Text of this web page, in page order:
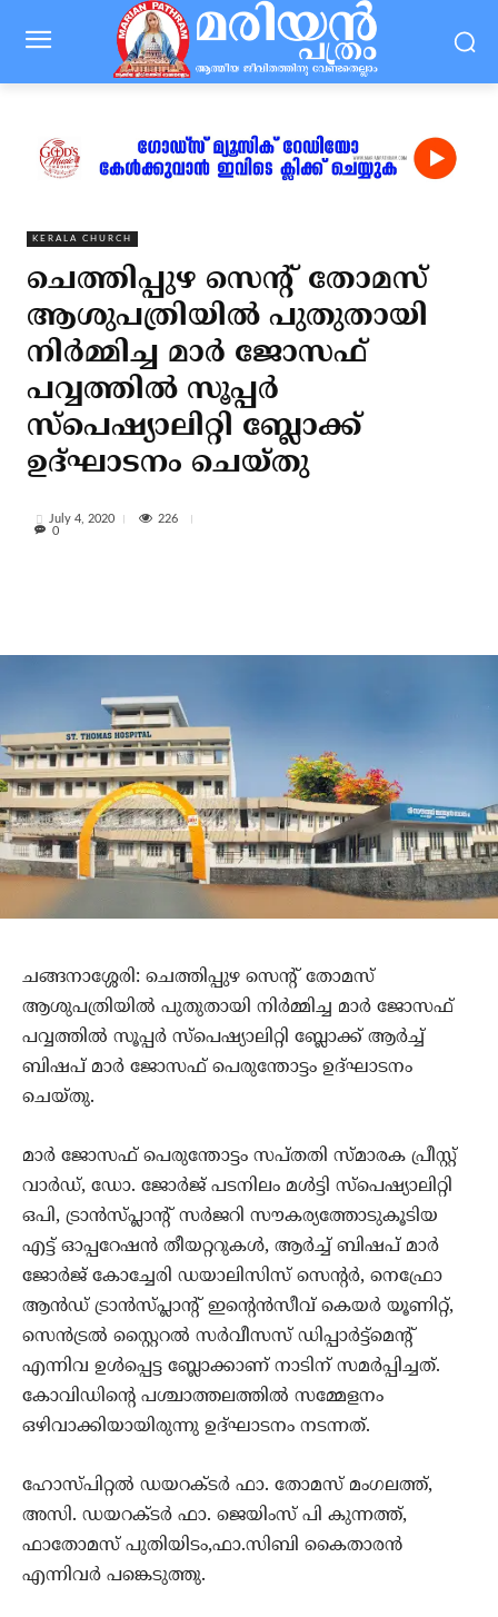
KERALA CHURCH
ചെത്തിപ്പുഴ സെന്റ് തോമസ്
ആശുപത്രിയില്‍ പുതുതായി
നിര്‍മ്മിച്ച മാര്‍ ജോസഫ്
പവ്വത്തില്‍ സൂപ്പര്‍
സ്‌പെഷ്യാലിറ്റി ബ്ലോക്ക്
ഉദ്ഘാടനം ചെയ്തു
July 4, 2020
226
0
ചങ്ങനാശ്ശേരി: ചെത്തിപ്പുഴ സെന്റ് തോമസ്
ആശുപത്രിയില്‍ പുതുതായി നിര്‍മ്മിച്ച മാര്‍ ജോസഫ്
പവ്വത്തില്‍ സൂപ്പര്‍ സ്‌പെഷ്യാലിറ്റി ബ്ലോക്ക് ആര്‍ച്ച്
ബിഷപ് മാര്‍ ജോസഫ് പെരുന്തോട്ടം ഉദ്ഘാടനം
ചെയ്തു.
മാര്‍ ജോസഫ് പെരുന്തോട്ടം സപ്തതി സ്മാരക പ്രീസ്റ്റ്
വാര്‍ഡ്, ഡോ. ജോര്‍ജ് പടനിലം മള്‍ട്ടി സ്‌പെഷ്യാലിറ്റി
ഒപി, ട്രാന്‍സ്പ്ലാന്റ് സര്‍ജറി സൗകര്യത്തോടുകൂടിയ
എട്ട് ഓപ്പറേഷന്‍ തീയറ്ററുകള്‍, ആര്‍ച്ച് ബിഷപ് മാര്‍
ജോര്‍ജ് കോച്ചേരി ഡയാലിസിസ് സെന്റര്‍, നെഫ്രോ
ആന്‍ഡ് ട്രാന്‍സ്പ്ലാന്റ് ഇന്റെന്‍സീവ് കെയര്‍ യൂണിറ്റ്,
സെന്‍ട്രല്‍ സ്റ്റൈറല്‍ സര്‍വീസസ് ഡിപ്പാര്‍ട്ട്‌മെന്റ്
എന്നിവ ഉള്‍പ്പെട്ട ബ്ലോക്കാണ് നാടിന് സമര്‍പ്പിച്ചത്.
കോവിഡിന്റെ പശ്ചാത്തലത്തില്‍ സമ്മേളനം
ഒഴിവാക്കിയായിരുന്നു ഉദ്ഘാടനം നടന്നത്.
ഹോസ്പിറ്റല്‍ ഡയറക്ടര്‍ ഫാ. തോമസ് മംഗലത്ത്,
അസി. ഡയറക്ടര്‍ ഫാ. ജെയിംസ് പി കുന്നത്ത്,
ഫാതോമസ് പുതിയിടം,ഫാ.സിബി കൈതാരന്‍
എന്നിവര്‍ പങ്കെടുത്തു.